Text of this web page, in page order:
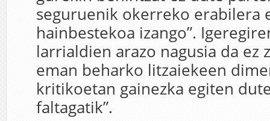
seguruenik okerreko erabilera
hainbestekoa izango”.
larrialdien arazo nagusia da ez
eman beharko litzaiekeen
kritikoetan gainezka egiten
faltagatik”.